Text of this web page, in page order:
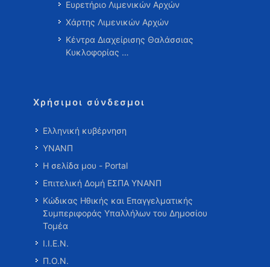
Ευρετήριο Λιμενικών Αρχών
Χάρτης Λιμενικών Αρχών
Κέντρα Διαχείρισης Θαλάσσιας
Κυκλοφορίας …
Χρήσιμοι σύνδεσμοι
Ελληνική κυβέρνηση
ΥΝΑΝΠ
Η σελίδα μου - Portal
Επιτελική Δομή ΕΣΠΑ ΥΝΑΝΠ
Κώδικας Ηθικής και Επαγγελματικής
Συμπεριφοράς Υπαλλήλων του Δημοσίου
Τομέα
Ι.Ι.Ε.Ν.
Π.Ο.Ν.